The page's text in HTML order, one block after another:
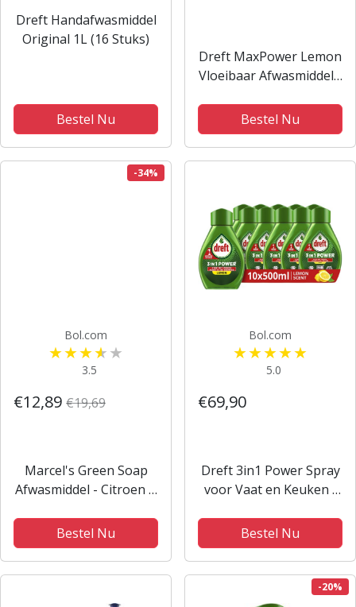
Dreft Handafwasmiddel
Original 1L (16 Stuks)
Bestel Nu
Dreft MaxPower Lemon
Vloeibaar Afwasmiddel -
Bestel Nu
-34%
Bol.com
3.5
€12,89 €19,69
Marcel's Green Soap
Afwasmiddel - Citroen &
Bestel Nu
Bol.com
5.0
€69,90
Dreft 3in1 Power Spray
voor Vaat en Keuken -
Vetverwijderaar -
Citroengeur - 10 x 500
ML
Bestel Nu
-20%